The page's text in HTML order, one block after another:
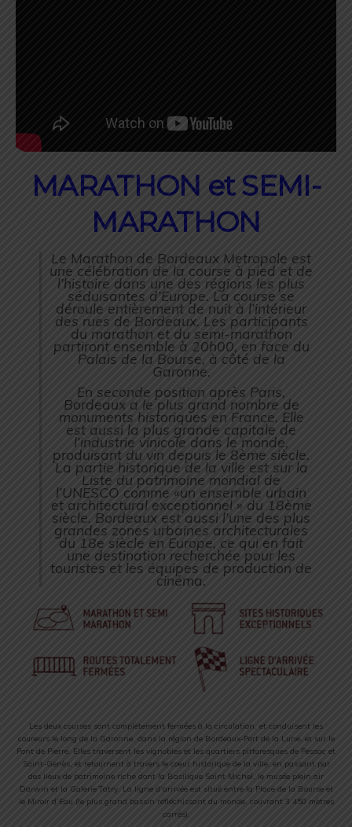
MARATHON et SEMI-
MARATHON
Le Marathon de Bordeaux Metropole est
une célébration de la course à pied et de
l’histoire dans une des régions les plus
séduisantes d’Europe. La course se
déroule entièrement de nuit à l’intérieur
des rues de Bordeaux. Les participants
du marathon et du semi-marathon
partiront ensemble à 20h00, en face du
Palais de la Bourse, à côté de la
Garonne.
En seconde position après Paris,
Bordeaux a le plus grand nombre de
monuments historiques en France. Elle
est aussi la plus grande capitale de
l’industrie vinicole dans le monde,
produisant du vin depuis le 8ème siècle.
La partie historique de la ville est sur la
Liste du patrimoine mondial de
l’UNESCO comme «un ensemble urbain
et architectural exceptionnel » du 18ème
siècle. Bordeaux est aussi l’une des plus
grandes zones urbaines architecturales
du 18e siècle en Europe, ce qui en fait
une destination recherchée pour les
touristes et les équipes de production de
cinéma.
Les deux courses sont complètement fermées à la circulation, et conduisent les
coureurs le long de la Garonne, dans la région de Bordeaux-Port de la Lune, et sur le
Pont de Pierre. Elles traversent les vignobles et les quartiers pittoresques de Pessac et
Saint-Genès, et retournent à travers le coeur historique de la ville, en passant par
des lieux de patrimoine riche dont la Basilique Saint Michel, le musée plein air
Darwin et la Galerie Tatry. La ligne d’arrivée est situé entre la Place de la Bourse et
le Miroir d’Eau (le plus grand bassin réfléchissant du monde, couvrant 3.450 mètres
carrés).